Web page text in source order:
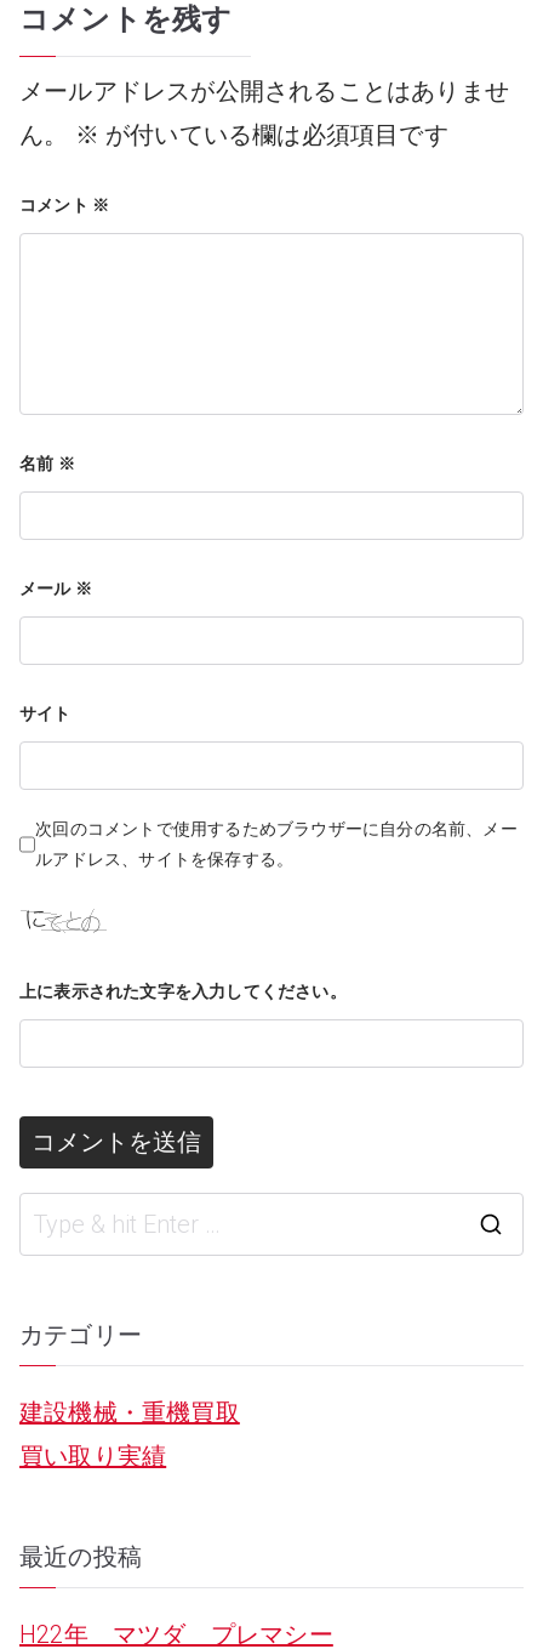
ナ
ビ
ゲ
シ
ョ
ン
コメントを残す
メールアドレスが公開されることはありませ
ん。
※ が付いている欄は必須項目です
コメント ※
名前 ※
メール ※
サイト
次回のコメントで使用するためブラウザーに自分の名前、メー
ルアドレス、サイトを保存する。
上に表示された文字を入力してください。
r
r
カテゴリー
建設機械・重機買取
買い取り実績
最近の投稿
H22年 マツダ プレマシー